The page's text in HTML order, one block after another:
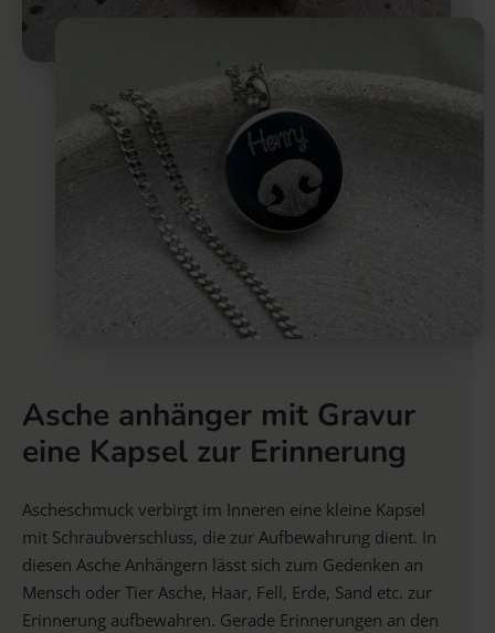
Asche anhänger mit Gravur
eine Kapsel zur Erinnerung
Ascheschmuck verbirgt im Inneren eine kleine Kapsel
mit Schraubverschluss, die zur Aufbewahrung dient. In
diesen Asche Anhängern lässt sich zum Gedenken an
Mensch oder Tier Asche, Haar, Fell, Erde, Sand etc. zur
Erinnerung aufbewahren. Gerade Erinnerungen an den